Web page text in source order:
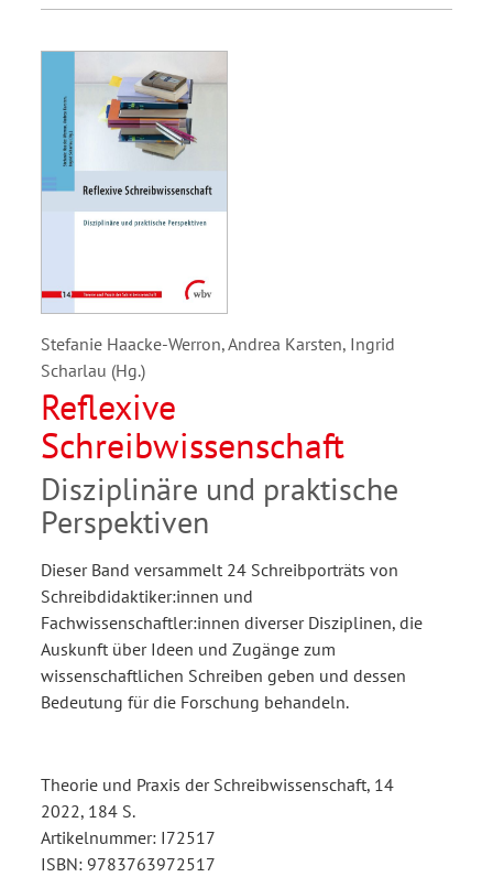
Stefanie Haacke-Werron, Andrea Karsten, Ingrid
Scharlau (Hg.)
Reflexive
Schreibwissenschaft
Disziplinäre und praktische
Perspektiven
Dieser Band versammelt 24 Schreibporträts von
Schreibdidaktiker:innen und
Fachwissenschaftler:innen diverser Disziplinen, die
Auskunft über Ideen und Zugänge zum
wissenschaftlichen Schreiben geben und dessen
Bedeutung für die Forschung behandeln.
Theorie und Praxis der Schreibwissenschaft, 14
2022, 184 S.
Artikelnummer: I72517
ISBN: 9783763972517